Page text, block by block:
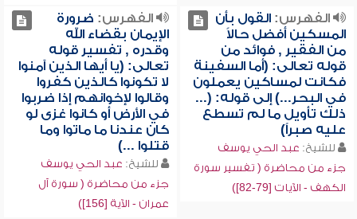
الفهرس:القول بأن
المسكين أفضل حالاً
من الفقير , فوائد من
قوله تعالى: (أما السفينة
فكانت لمساكين يعملون
في البحر...) إلى قوله: (...
ذلك تأويل ما لم تسطع
عليه صبراً)
للشيخ: عبد الحي يوسف
جزء من محاضرة ( تفسير سورة
الكهف - الآيات [79-82])
الفهرس: ضرورة
الإيمان بقضاء الله
وقدره , تفسير قوله
تعالى: (يا أيها الذين آمنوا
لا تكونوا كالذين كفروا
وقالوا لإخوانهم إذا ضربوا
في الأرض أو كانوا غزى لو
كان عندنا ما ماتوا وما
قتلوا ...)
للشيخ: عبد الحي يوسف
جزء من محاضرة ( سورة آل
عمران - الآية [156])